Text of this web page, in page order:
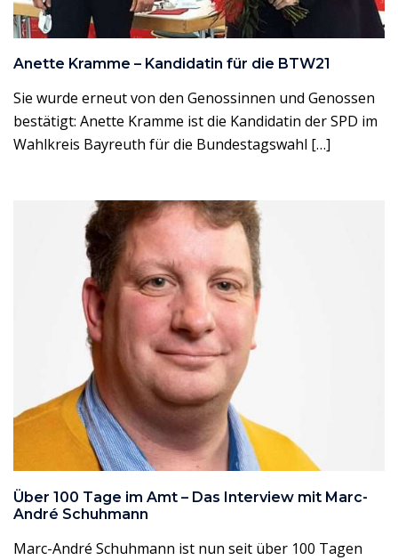
Anette Kramme – Kandidatin für die BTW21
Sie wurde erneut von den Genossinnen und Genossen
bestätigt: Anette Kramme ist die Kandidatin der SPD im
Wahlkreis Bayreuth für die Bundestagswahl […]
Über 100 Tage im Amt – Das Interview mit Marc-
André Schuhmann
Marc-André Schuhmann ist nun seit über 100 Tagen